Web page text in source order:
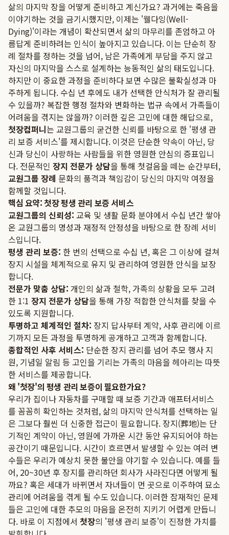
삶의 마지막 장을 어떻게 준비하고 계신가요? 과거에는 죽음을
이야기하는 것을 금기시했지만, 이제는 '웰다잉(Well-
Dying)'이라는 개념이 확산되면서 삶의 마무리를 존엄하고 아
름답게 준비하려는 인식이 높아지고 있습니다. 이는 단순히 장
례 절차를 정하는 것을 넘어, 남은 가족에게 부담을 주지 않고
자신의 마지막을 스스로 설계하는 능동적인 삶의 태도입니다.
하지만 이 중요한 과정을 준비하다 보면 수많은 불확실성과 마
주하게 됩니다. 수십 년 후에도 내가 선택한 안식처가 잘 관리될
수 있을까? 복잡한 행정 절차와 변화하는 법규 속에서 가족들이
어려움을 겪지는 않을까? 이러한 깊은 고민에 대한 해답으로,
첫장컴퍼니는 교원그룹의 굳건한 신뢰를 바탕으로 한 '평생 관
리 보증 서비스'를 제시합니다. 이것은 단순한 약속이 아닌, 당
신과 당신이 사랑하는 사람들을 위한 영원한 안심의 증표입니
다. 전문적인 장지 전문가 상담을 통해 첫걸음을 떼는 순간부터,
교원그룹 장례 문화의 품격과 책임감이 당신의 마지막 여정을
함께할 것입니다.
핵심 요약: 첫장 평생 관리 보증 서비스
교원그룹의 신뢰성: 교육 및 생활 문화 분야에서 수십 년간 쌓아
온 교원그룹의 명성과 재정적 안정성을 바탕으로 한 장례 서비
스입니다.
평생 관리 보증: 한 번의 선택으로 수십 년, 혹은 그 이상에 걸쳐
장지 시설을 체계적으로 유지 및 관리하여 영원한 안식을 보장
합니다.
전문가 맞춤 상담: 개인의 삶과 철학, 가족의 상황을 모두 고려
한 1:1 장지 전문가 상담을 통해 가장 적합한 안식처를 찾을 수
있도록 지원합니다.
투명하고 체계적인 절차: 장지 답사부터 계약, 사후 관리에 이르
기까지 모든 과정을 투명하게 공개하고 고객과 함께합니다.
종합적인 사후 서비스: 단순한 장지 관리를 넘어 추모 행사 지
원, 기념일 알림 등 고인을 기리는 가족의 마음을 헤아리는 따뜻
한 서비스를 제공합니다.
왜 '첫장'의 평생 관리 보증이 필요한가요?
우리가 집이나 자동차를 구매할 때 보증 기간과 애프터서비스
를 꼼꼼히 확인하는 것처럼, 삶의 마지막 안식처를 선택하는 일
은 그보다 훨씬 더 신중한 접근이 필요합니다. 장지(葬地)는 단
기적인 계약이 아닌, 영원에 가까운 시간 동안 유지되어야 하는
공간이기 때문입니다. 시간이 흐르면서 발생할 수 있는 여러 변
수들은 우리가 예상치 못한 불안을 야기할 수 있습니다. 예를 들
어, 20~30년 후 장지를 관리하던 회사가 사라진다면 어떻게 될
까요? 혹은 세대가 바뀌면서 자녀들이 먼 곳으로 이주하여 묘소
관리에 어려움을 겪게 될 수도 있습니다. 이러한 잠재적인 문제
들은 고인에 대한 추모의 마음을 온전히 지키기 어렵게 만듭니
다. 바로 이 지점에서 첫장의 '평생 관리 보증'이 진정한 가치를